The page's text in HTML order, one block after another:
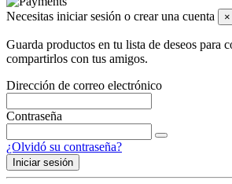
Necesitas iniciar sesión o crear una cuenta ×
Guarda productos en tu lista de deseos para
compartirlos con tus amigos.
Dirección de correo electrónico
Contraseña
¿Olvidó su contraseña?
Iniciar sesión